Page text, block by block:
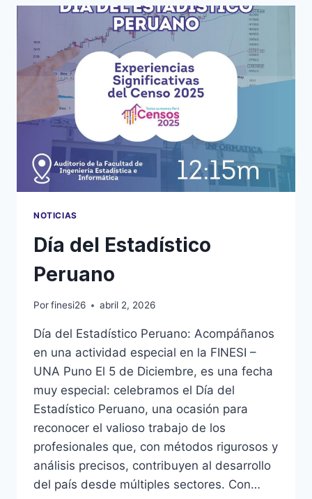
UU.
NOTICIAS
Día del Estadístico
Peruano
Porfinesi26 abril 2, 2026
Día del Estadístico Peruano: Acompáñanos
en una actividad especial en la FINESI –
UNA Puno El 5 de Diciembre, es una fecha
muy especial: celebramos el Día del
Estadístico Peruano, una ocasión para
reconocer el valioso trabajo de los
profesionales que, con métodos rigurosos y
análisis precisos, contribuyen al desarrollo
del país desde múltiples sectores. Con…